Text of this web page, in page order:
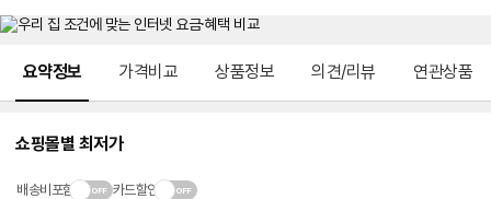
요약정보 가격비교 상품정보 의견/리뷰 연관상품
쇼핑몰별 최저가
배송비포함 카드할인